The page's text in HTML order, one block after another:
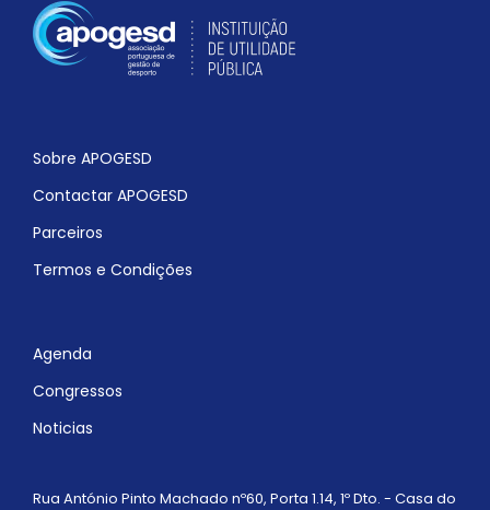
Sobre APOGESD
Contactar APOGESD
Parceiros
Termos e Condições
Agenda
Congressos
Noticias
Rua António Pinto Machado nº60, Porta 1.14, 1º Dto. - Casa do